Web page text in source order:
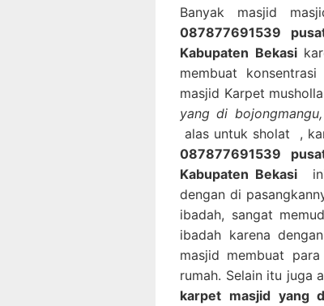
Banyak masjid
087877691539
Kabupaten Bekasi
membuat
masjid Karpet
yang di
alas untuk sholat ,
087877691539
Kabupaten Bekasi
dengan di
ibadah, sangat
ibadah karena
masjid membuat
rumah. Selain itu juga
karpet masjid yang